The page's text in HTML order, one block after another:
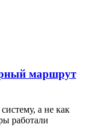
маршрут
а не как
работали